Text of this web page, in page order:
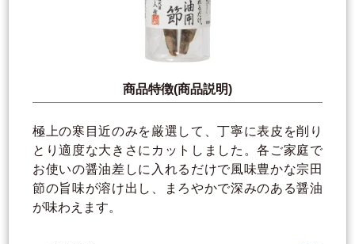
商品特徴(商品説明)
極上の寒目近のみを厳選して、丁寧に表皮を削り
とり適度な大きさにカットしました。各ご家庭で
お使いの醤油差しに入れるだけで風味豊かな宗田
節の旨味が溶け出し、まろやかで深みのある醤油
が味わえます。